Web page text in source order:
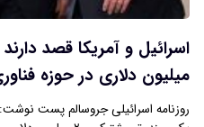
میلیون دلاری در حوزه
احتمالا امارات و عربستان
روزنامه اسرائیلی جروسالم پست